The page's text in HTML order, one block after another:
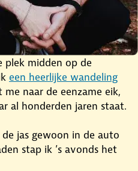
plek midden op de
een heerlijke wandeling
naar de eenzame eik,
al honderden jaren staat.
jas gewoon in de auto
stap ik ’s avonds het